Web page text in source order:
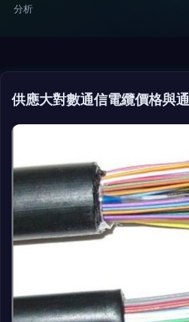
分析
供應大對數通信電纜價格與